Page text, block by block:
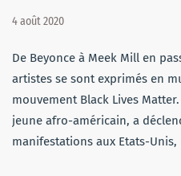
4 août 2020
De Beyonce à Meek Mill en
artistes se sont exprimés en
mouvement Black Lives
jeune afro-américain, a
manifestations aux Etats-